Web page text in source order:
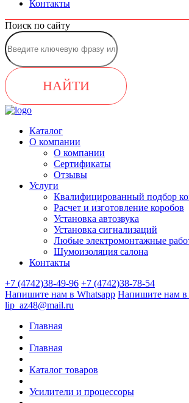
Контакты
Поиск по сайту
НАЙТИ
Каталог
О компании
О компании
Сертификаты
Отзывы
Услуги
Квалифицированный подбор
Расчет и изготовление коробов
Установка автозвука
Установка сигнализаций
Любые электромонтажные
Шумоизоляция салона
Контакты
+7 (4742)38-49-96 +7 (4742)38-78-54
Напишите нам в Whatsapp Напишите нам в
lip_az48@mail.ru
Главная
Главная
Каталог товаров
Усилители и процессоры